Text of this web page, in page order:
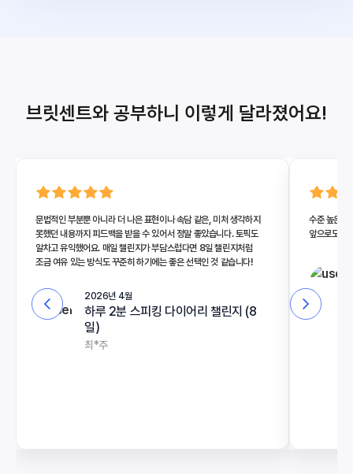
브릿센트와 공부하니 이렇게 달라졌어요!
문법적인 부분뿐 아니라 더 나은 표현이나 속담 같은, 미처 생각하지
못했던 내용까지 피드백을 받을 수 있어서 정말 좋았습니다. 토픽도
알차고 유익했어요. 매일 챌린지가 부담스럽다면 8일 챌린지처럼
조금 여유 있는 방식도 꾸준히 하기에는 좋은 선택인 것 같습니다!
2026년 4월
하루 2분 스피킹 다이어리 챌린지 (8
일)
최*주
수준 높은
앞으로도 꾸